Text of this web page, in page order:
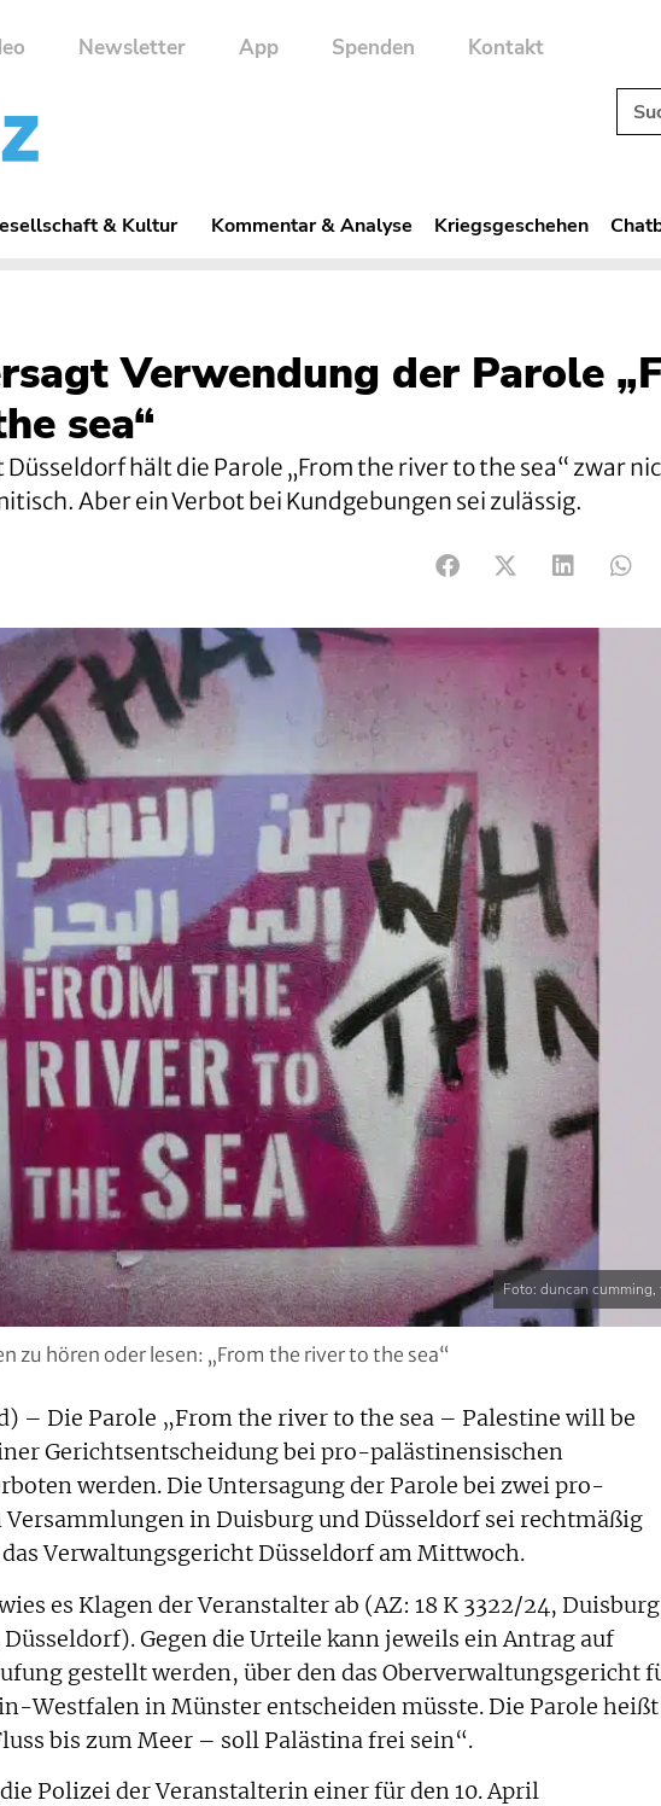
Newsletter App Spenden Kontakt
& Kultur Kommentar & Analyse Kriegsgeschehen
Verwendung der Parole
sea“
hält die Parole „From the river to the sea“ zwar
Aber ein Verbot bei Kundgebungen sei zulässig.
Foto: duncan
hören oder lesen: „From the river to the sea“
– Die Parole „From the river to the sea – Palestine will be
Gerichtsentscheidung bei pro-palästinensischen
werden. Die Untersagung der Parole bei zwei pro-
in Duisburg und Düsseldorf sei rechtmäßig
Verwaltungsgericht Düsseldorf am Mittwoch.
es Klagen der Veranstalter ab (AZ: 18 K 3322/24,
Gegen die Urteile kann jeweils ein Antrag auf
gestellt werden, über den das Oberverwaltungsgericht
Westfalen in Münster entscheiden müsste. Die Parole heißt
bis zum Meer – soll Palästina frei sein“.
Polizei der Veranstalterin einer für den 10. April